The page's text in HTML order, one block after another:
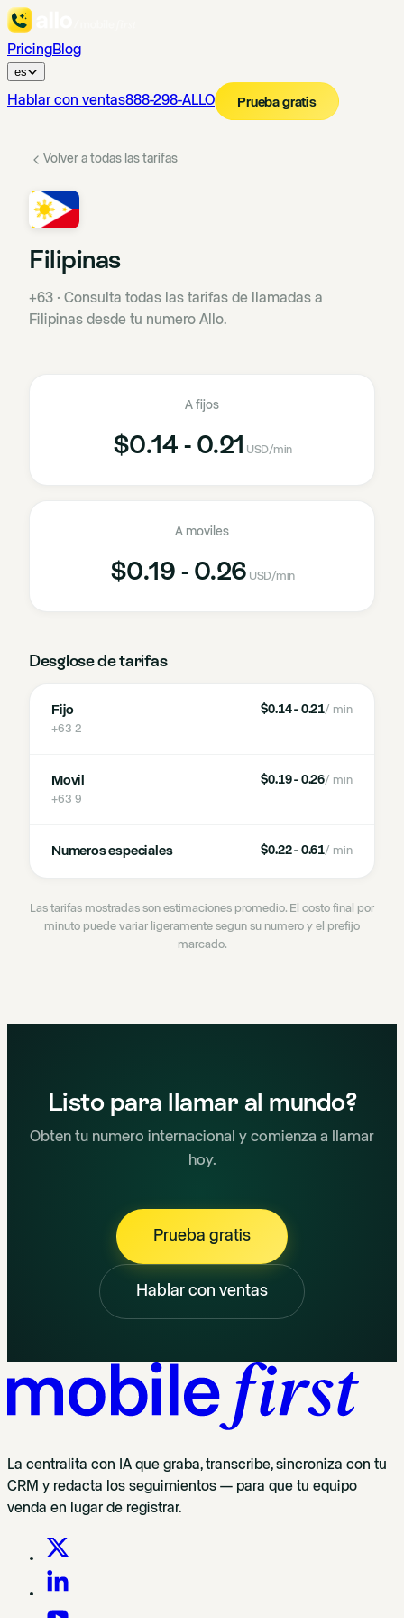
PricingBlog
es
Hablar con ventas888-298-ALLO Prueba gratis
Volver a todas las tarifas
Filipinas
+63 · Consulta todas las tarifas de llamadas a
Filipinas desde tu numero Allo.
A fijos
$0.14 - 0.21 USD/min
A moviles
$0.19 - 0.26 USD/min
Desglose de tarifas
Fijo
+63 2
$0.14 - 0.21/ min
Movil
+63 9
$0.19 - 0.26/ min
Numeros especiales $0.22 - 0.61/ min
Las tarifas mostradas son estimaciones promedio. El costo final por
minuto puede variar ligeramente segun su numero y el prefijo
marcado.
Listo para llamar al mundo?
Obten tu numero internacional y comienza a llamar
hoy.
Prueba gratis
Hablar con ventas
La centralita con IA que graba, transcribe, sincroniza con tu
CRM y redacta los seguimientos — para que tu equipo
venda en lugar de registrar.